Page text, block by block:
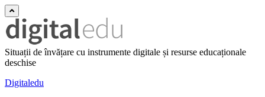
Situații de învățare cu instrumente digitale și resurse educaționale
deschise
Digitaledu